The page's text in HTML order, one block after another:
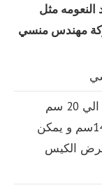
النعومه مثل
طول الكيس من 5 سم الي 20 سم
وعرض من 4 سم الي 14سم و يمكن
الكيس